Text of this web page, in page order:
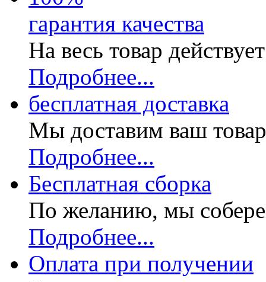
гарантия качества
На весь товар
Подробнее...
бесплатная доставка
Мы доставим ваш
Подробнее...
Бесплатная сборка
По желанию, мы
Подробнее...
Оплата при получении